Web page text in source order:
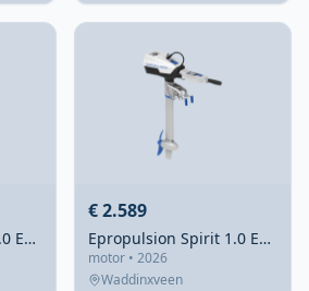
Epropulsion Spirit 1.0 EVO 2026 – Elektrische langstaart motor
€ 2.589
Epropulsion Spirit 1.0 EVO 2026 – elektrische kortstaart
motor • 2026
Waddinxveen